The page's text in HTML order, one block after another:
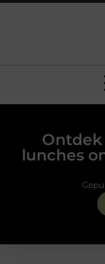
lunches